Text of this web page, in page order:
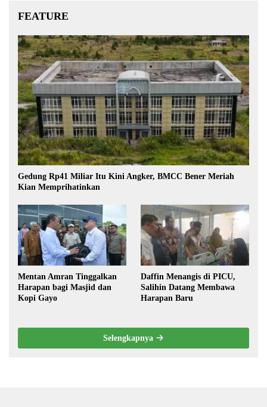
FEATURE
Gedung Rp41 Miliar Itu Kini Angker, BMCC Bener Meriah
Kian Memprihatinkan
Mentan Amran Tinggalkan
Harapan bagi Masjid dan
Kopi Gayo
Daffin Menangis di PICU,
Salihin Datang Membawa
Harapan Baru
Selengkapnya